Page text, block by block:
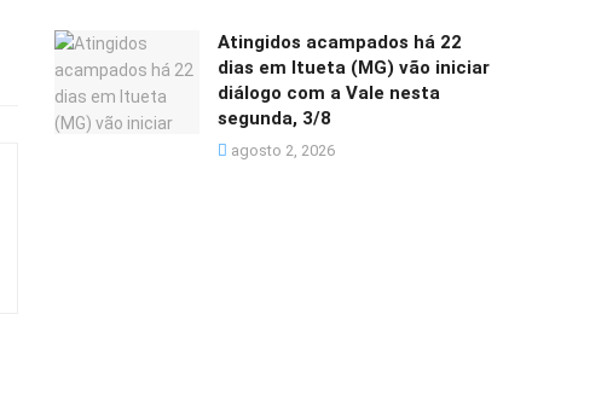
Atingidos acampados há 22
dias em Itueta (MG) vão iniciar
diálogo com a Vale nesta
segunda, 3/8
agosto 2, 2026